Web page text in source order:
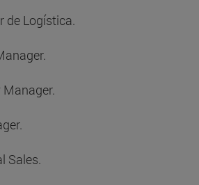
de Logística.
Sales.